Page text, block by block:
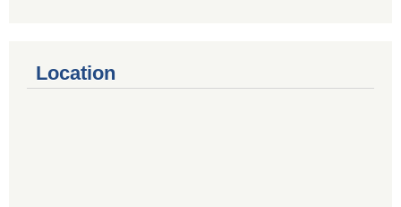
Location